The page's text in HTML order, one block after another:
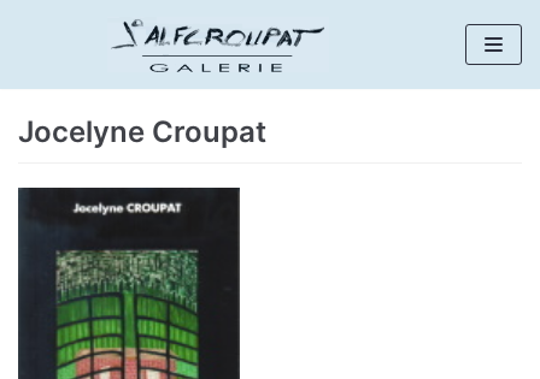
contenu
Jocelyne Croupat